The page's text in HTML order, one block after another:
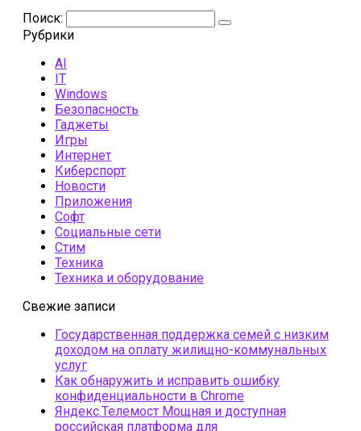
Поиск:
Рубрики
AI
IT
Windows
Безопасность
Гаджеты
Игры
Интернет
Киберспорт
Новости
Приложения
Софт
Социальные сети
Стим
Техника
Техника и оборудование
Свежие записи
Государственная поддержка семей с низким
доходом на оплату жилищно-коммунальных
услуг
Как обнаружить и исправить ошибку
конфиденциальности в Chrome
Яндекс.Телемост Мощная и доступная
российская платформа для